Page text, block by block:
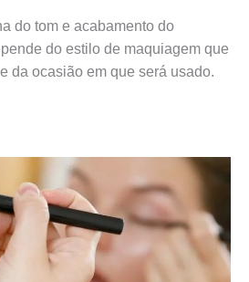
do tom e acabamento do
do estilo de maquiagem que
da ocasião em que será usado.